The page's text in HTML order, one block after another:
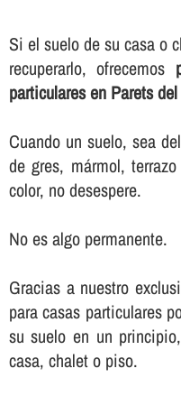
Si el suelo de su casa o
recuperarlo, ofrecemos
particulares en Parets
Cuando un suelo, sea
de gres, mármol,
color, no desespere.
No es algo permanente.
Gracias a nuestro
para casas particulares
su suelo en un
casa, chalet o piso.